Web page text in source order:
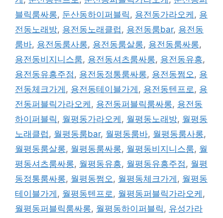
블릭룸싸롱, 둔산동하이퍼블릭, 용전동가라오케 , 용
전동노래방, 용전동노래클럽, 용전동룸bar, 용전동
룸바, 용전동룸사롱, 용전동룸살롱, 용전동룸싸롱,
용전동비지니스룸, 용전동셔츠룸싸롱, 용전동유흥,
용전동유흥주점, 용전동정통룸싸롱, 용전동쩜오, 용
전동체크가게 , 용전동테이블가게 , 용전동텐프로, 용
전동퍼블릭가라오케 , 용전동퍼블릭룸싸롱, 용전동
하이퍼블릭, 월평동가라오케 , 월평동노래방, 월평동
노래클럽, 월평동룸bar, 월평동룸바, 월평동룸사롱,
월평동룸살롱, 월평동룸싸롱, 월평동비지니스룸, 월
평동셔츠룸싸롱, 월평동유흥, 월평동유흥주점, 월평
동정통룸싸롱, 월평동쩜오, 월평동체크가게 , 월평동
테이블가게 , 월평동텐프로, 월평동퍼블릭가라오케 ,
월평동퍼블릭룸싸롱, 월평동하이퍼블릭, 유성가라